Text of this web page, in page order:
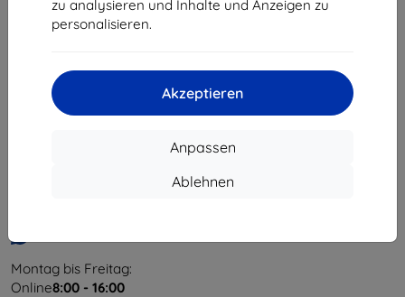
zu analysieren und Inhalte und Anzeigen zu
personalisieren.
Akzeptieren
Anpassen
Ablehnen
Shield-Sk s.r.o.
Ulica Rudolfa Mocka 3750/2A
Unternehmens-ID:
USt-IdNr.:
SK2023549671
Montag bis Freitag:
Online8:00 - 16:00